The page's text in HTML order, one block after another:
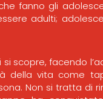
fanno gli
adulti;
si scopre, facendo
della vita come
Non si tratta di